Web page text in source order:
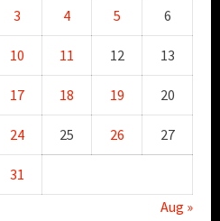
3 4 5 6
10 11 12 13
17 18 19 20
24 25 26 27
31
Aug »